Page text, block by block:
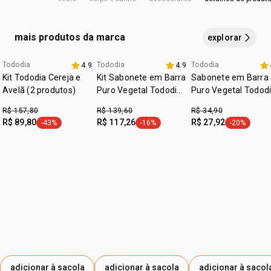
TRIETILA, CAPRILILGLICOL, HIDROXIACETOFENONA,
EDETATO DISSÓDICO, ACETATO DE TOCOFERILA.
mais produtos da marca explorar
Tododia 4.9
Kit Tododia Cereja e
Avelã (2 produtos)
R$ 157,80
R$ 89,80 etiqueta -43%
-43%
adicionar à sacola
exclusivo aqui
Tododia 4.9
Kit Sabonete em Barra
Puro Vegetal Tododia
R$ 139,60
R$ 117,26 etiqueta -16%
-16%
adicionar à sacola
Tododia
Sabonete em Barra
Puro Vegetal
R$ 34,90
R$ 27,92 etiqueta -
-20%
adicionar à